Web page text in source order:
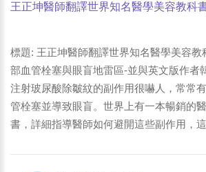
王正坤醫師翻譯世界知名醫學美容教科
標題: 王正坤醫師翻譯世界知名醫學美容教
部血管栓塞與眼盲地雷區-並與英文版作者
注射玻尿酸除皺紋的副作用很嚇人，常常
管栓塞並導致眼盲。世界上有一本暢銷的
書，詳細指導醫師如何避開這些副作用，